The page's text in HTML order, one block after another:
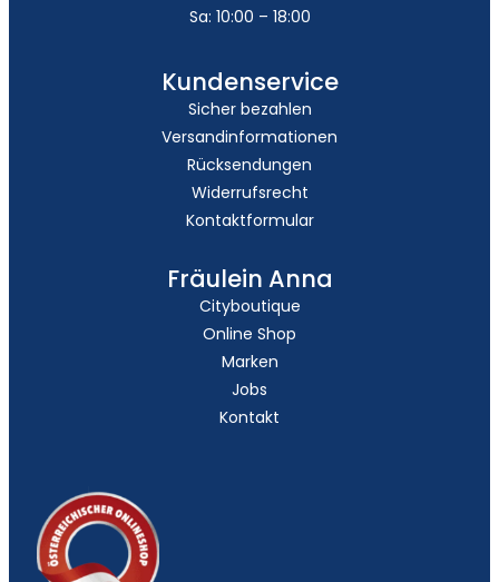
Sa: 10:00 – 18:00
Kundenservice
Sicher bezahlen
Versandinformationen
Rücksendungen
Widerrufsrecht
Kontaktformular
Fräulein Anna
Cityboutique
Online Shop
Marken
Jobs
Kontakt